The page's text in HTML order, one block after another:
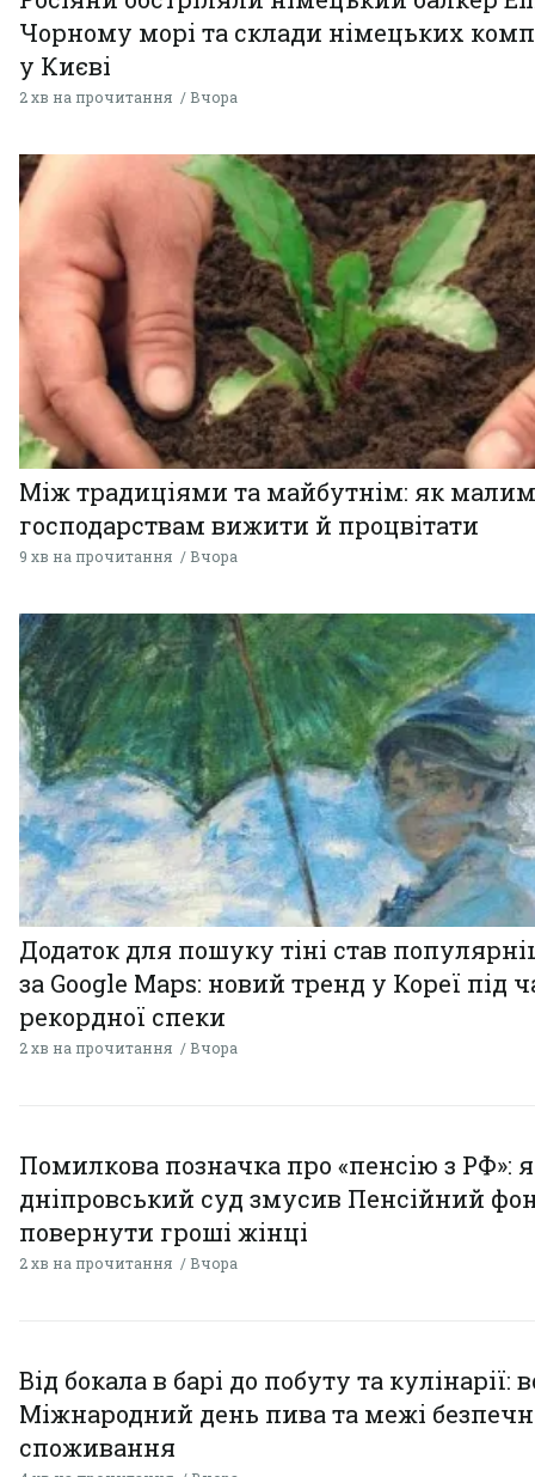
Чорному морі та склади німецьких
у Києві
2 хв на прочитання Вчора
Між традиціями та майбутнім: як малим
господарствам вижити й процвітати
9 хв на прочитання Вчора
Додаток для пошуку тіні став
за Google Maps: новий тренд у Кореї під
рекордної спеки
2 хв на прочитання Вчора
Помилкова позначка про «пенсію з РФ»:
дніпровський суд змусив Пенсійний
повернути гроші жінці
2 хв на прочитання Вчора
Від бокала в барі до побуту та кулінарії:
Міжнародний день пива та межі
споживання